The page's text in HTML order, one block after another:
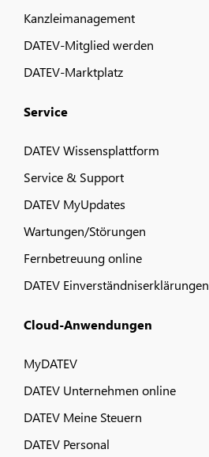
Kanzleimanagement
DATEV-Mitglied werden
DATEV-Marktplatz
Service
DATEV Wissensplattform
Service & Support
DATEV MyUpdates
Wartungen/Störungen
Fernbetreuung online
DATEV Einverständniserklärungen
Cloud-Anwendungen
MyDATEV
DATEV Unternehmen online
DATEV Meine Steuern
DATEV Personal